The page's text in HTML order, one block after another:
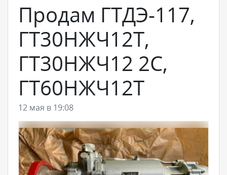
Продам ГТДЭ-117,
ГТ30НЖЧ12Т,
ГТ30НЖЧ12 2С,
ГТ60НЖЧ12Т
12 мая в 19:08